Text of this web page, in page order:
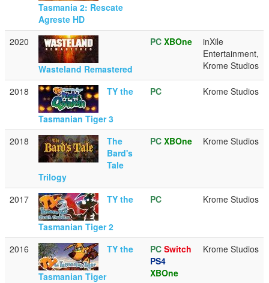
Tasmania 2: Rescate
Agreste HD
2020
Wasteland Remastered
PC XBOne
inXile
Entertainment,
Krome Studios
2018 TY the
Tasmanian Tiger 3
PC Krome Studios
2018
The
Bard's
Tale
Trilogy
PC XBOne Krome Studios
2017 TY the
Tasmanian Tiger 2
PC Krome Studios
2016 TY the
Tasmanian Tiger
PC Switch
PS4
XBOne
Krome Studios